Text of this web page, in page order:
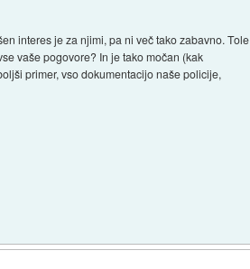
interes je za njimi, pa ni več tako zabavno. Tole
vaše pogovore? In je tako močan (kak
primer, vso dokumentacijo naše policije,